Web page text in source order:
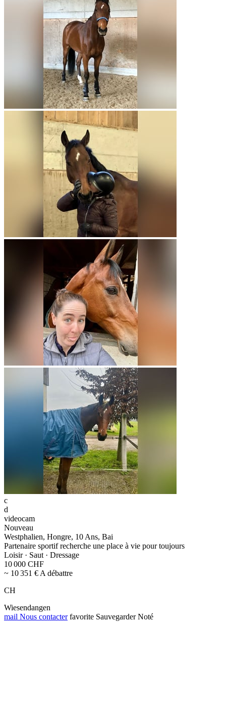
c
d
videocam
Nouveau
Westphalien, Hongre, 10 Ans, Bai
Partenaire sportif recherche une place à vie pour toujours
Loisir · Saut · Dressage
10 000 CHF
~ 10 351 € A débattre
CH
Wiesendangen
mail Nous contacter favorite Sauvegarder Noté